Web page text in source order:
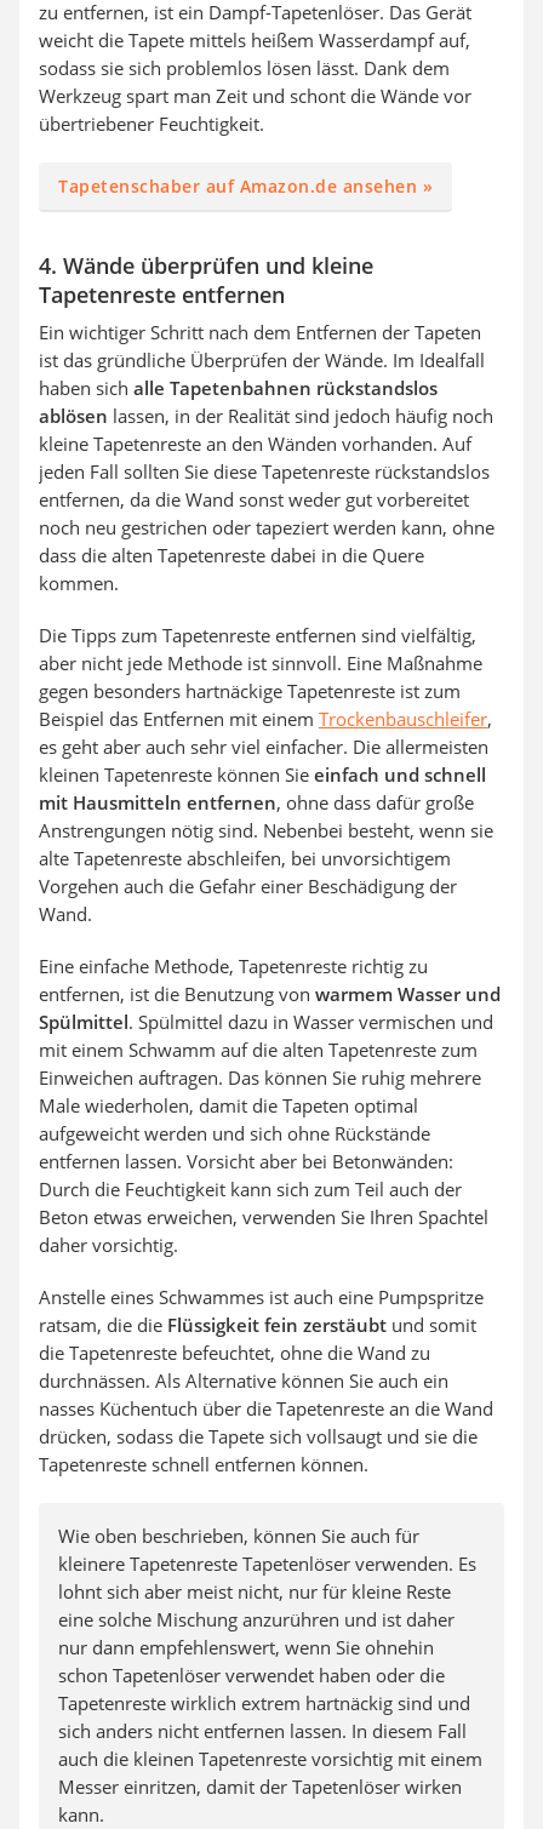
zu entfernen, ist ein Dampf-Tapetenlöser. Das Gerät
weicht die Tapete mittels heißem Wasserdampf auf,
sodass sie sich problemlos lösen lässt. Dank dem
Werkzeug spart man Zeit und schont die Wände vor
übertriebener Feuchtigkeit.
Tapetenschaber auf Amazon.de ansehen »
4. Wände überprüfen und kleine
Tapetenreste entfernen
Ein wichtiger Schritt nach dem Entfernen der Tapeten
ist das gründliche Überprüfen der Wände. Im Idealfall
haben sich alle Tapetenbahnen rückstandslos
ablösen lassen, in der Realität sind jedoch häufig noch
kleine Tapetenreste an den Wänden vorhanden. Auf
jeden Fall sollten Sie diese Tapetenreste rückstandslos
entfernen, da die Wand sonst weder gut vorbereitet
noch neu gestrichen oder tapeziert werden kann, ohne
dass die alten Tapetenreste dabei in die Quere
kommen.
Die Tipps zum Tapetenreste entfernen sind vielfältig,
aber nicht jede Methode ist sinnvoll. Eine Maßnahme
gegen besonders hartnäckige Tapetenreste ist zum
Beispiel das Entfernen mit einem Trockenbauschleifer,
es geht aber auch sehr viel einfacher. Die allermeisten
kleinen Tapetenreste können Sie einfach und schnell
mit Hausmitteln entfernen, ohne dass dafür große
Anstrengungen nötig sind. Nebenbei besteht, wenn sie
alte Tapetenreste abschleifen, bei unvorsichtigem
Vorgehen auch die Gefahr einer Beschädigung der
Wand.
Eine einfache Methode, Tapetenreste richtig zu
entfernen, ist die Benutzung von warmem Wasser und
Spülmittel. Spülmittel dazu in Wasser vermischen und
mit einem Schwamm auf die alten Tapetenreste zum
Einweichen auftragen. Das können Sie ruhig mehrere
Male wiederholen, damit die Tapeten optimal
aufgeweicht werden und sich ohne Rückstände
entfernen lassen. Vorsicht aber bei Betonwänden:
Durch die Feuchtigkeit kann sich zum Teil auch der
Beton etwas erweichen, verwenden Sie Ihren Spachtel
daher vorsichtig.
Anstelle eines Schwammes ist auch eine Pumpspritze
ratsam, die die Flüssigkeit fein zerstäubt und somit
die Tapetenreste befeuchtet, ohne die Wand zu
durchnässen. Als Alternative können Sie auch ein
nasses Küchentuch über die Tapetenreste an die Wand
drücken, sodass die Tapete sich vollsaugt und sie die
Tapetenreste schnell entfernen können.
Wie oben beschrieben, können Sie auch für
kleinere Tapetenreste Tapetenlöser verwenden. Es
lohnt sich aber meist nicht, nur für kleine Reste
eine solche Mischung anzurühren und ist daher
nur dann empfehlenswert, wenn Sie ohnehin
schon Tapetenlöser verwendet haben oder die
Tapetenreste wirklich extrem hartnäckig sind und
sich anders nicht entfernen lassen. In diesem Fall
auch die kleinen Tapetenreste vorsichtig mit einem
Messer einritzen, damit der Tapetenlöser wirken
kann.